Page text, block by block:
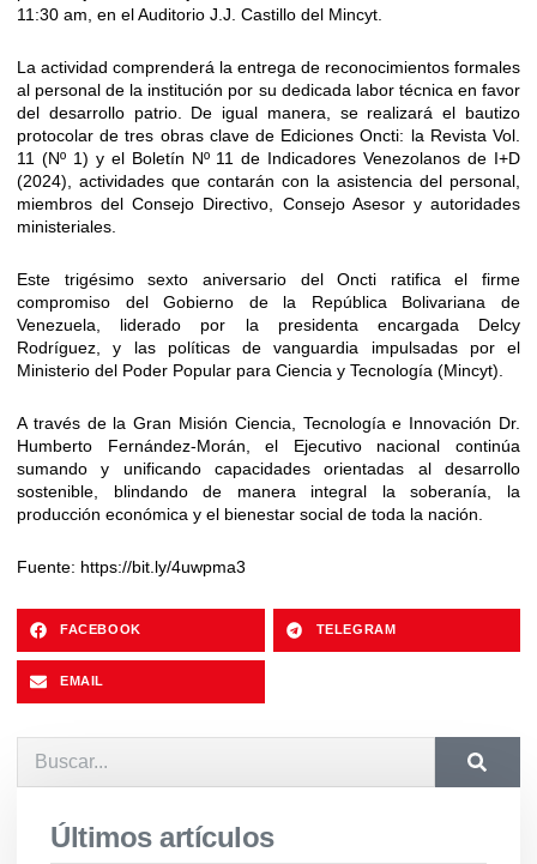
11:30 am, en el Auditorio J.J. Castillo del Mincyt.
La actividad comprenderá la entrega de reconocimientos formales
al personal de la institución por su dedicada labor técnica en favor
del desarrollo patrio. De igual manera, se realizará el bautizo
protocolar de tres obras clave de Ediciones Oncti: la Revista Vol.
11 (Nº 1) y el Boletín Nº 11 de Indicadores Venezolanos de I+D
(2024), actividades que contarán con la asistencia del personal,
miembros del Consejo Directivo, Consejo Asesor y autoridades
ministeriales.
Este trigésimo sexto aniversario del Oncti ratifica el firme
compromiso del Gobierno de la República Bolivariana de
Venezuela, liderado por la presidenta encargada Delcy
Rodríguez, y las políticas de vanguardia impulsadas por el
Ministerio del Poder Popular para Ciencia y Tecnología (Mincyt).
A través de la Gran Misión Ciencia, Tecnología e Innovación Dr.
Humberto Fernández-Morán, el Ejecutivo nacional continúa
sumando y unificando capacidades orientadas al desarrollo
sostenible, blindando de manera integral la soberanía, la
producción económica y el bienestar social de toda la nación.
Fuente: https://bit.ly/4uwpma3
FACEBOOK TELEGRAM
EMAIL
Últimos artículos